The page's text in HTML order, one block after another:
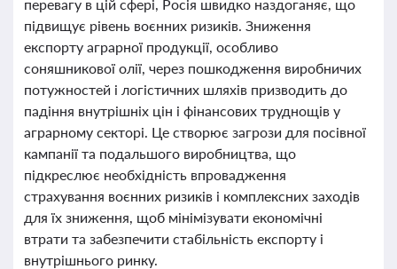
перевагу в цій сфері, Росія швидко наздоганяє, що
підвищує рівень воєнних ризиків. Зниження
експорту аграрної продукції, особливо
соняшникової олії, через пошкодження виробничих
потужностей і логістичних шляхів призводить до
падіння внутрішніх цін і фінансових труднощів у
аграрному секторі. Це створює загрози для посівної
кампанії та подальшого виробництва, що
підкреслює необхідність впровадження
страхування воєнних ризиків і комплексних заходів
для їх зниження, щоб мінімізувати економічні
втрати та забезпечити стабільність експорту і
внутрішнього ринку.